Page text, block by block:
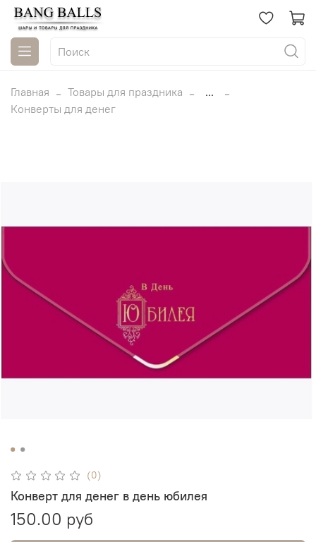
Главная Товары для праздника
...
Конверты для денег
(0)
Конверт для денег в день юбилея
150.00 руб